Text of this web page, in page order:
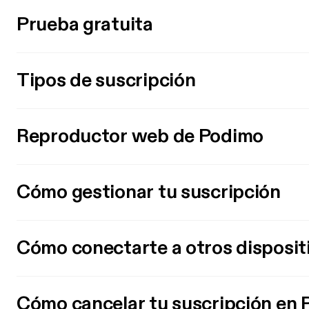
Prueba gratuita
Tipos de suscripción
Reproductor web de Podimo
Cómo gestionar tu suscripción
Cómo conectarte a otros
Cómo cancelar tu suscripción en